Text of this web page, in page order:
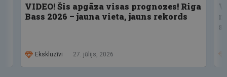
VIDEO! Šis apgāza visas prognozes! Riga
Bass 2026 – jauna vieta, jauns rekords
Ekskluzīvi 27. jūlijs, 2026